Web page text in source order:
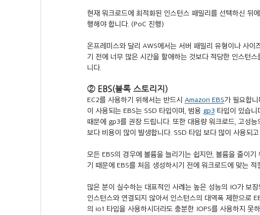
현재 워크로드에 최적화된 인스턴스 패밀리를 선택하신 뒤
행해야 합니다. (PoC 진행)
온프레미스와 달리 AWS에서는 서버 패밀리 유형이나 사이
기 전에 너무 많은 시간을 할애하는 것보다 적당한 인스턴
니다.
② EBS(블록 스토리지)
EC2를 사용하기 위해서는 반드시 Amazon EBS가 필요합
이 사용되는 EBS는 SSD 타입이며, 범용 gp3 타입이 있습
때문에 gp3를 권장 드립니다. 또한 대용량 워크로드, 고성능
보다 비용이 많이 발생합니다. SSD 타입 보다 많이 사용되
모든 EBS의 경우에 볼륨을 늘리기는 쉽지만, 볼륨을 줄이기
기 때문에 EBS를 처음 생성하시기 전에 워크로드에 맞는
많은 분이 실수하는 대표적인 사례는 높은 성능의 IO가 보
인스턴스와 연결되지 않아서 인스턴스의 대역폭 제한으로
의 io1 타입을 사용하시더라도 충분한 IOPS를 사용하지 못